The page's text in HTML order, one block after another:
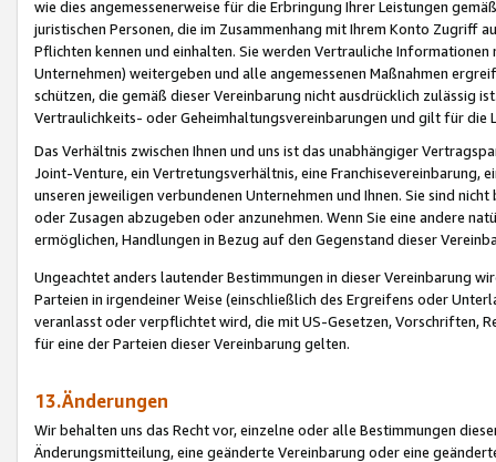
wie dies angemessenerweise für die Erbringung Ihrer Leistungen
juristischen Personen, die im Zusammenhang mit Ihrem Konto
Pflichten kennen und einhalten. Sie werden Vertrauliche
Unternehmen) weitergeben und alle angemessenen Maßnahmen
schützen, die gemäß dieser Vereinbarung nicht ausdrücklich zulässig
Vertraulichkeits- oder Geheimhaltungsvereinbarungen und gilt für die
Das Verhältnis zwischen Ihnen und uns ist das unabhängiger
Joint-Venture, ein Vertretungsverhältnis, eine Franchisevereinbarung,
unseren jeweiligen verbundenen Unternehmen und Ihnen. Sie sind
oder Zusagen abzugeben oder anzunehmen. Wenn Sie eine andere
ermöglichen, Handlungen in Bezug auf den Gegenstand dieser
Ungeachtet anders lautender Bestimmungen in dieser Vereinbarung
Parteien in irgendeiner Weise (einschließlich des Ergreifens oder
veranlasst oder verpflichtet wird, die mit US-Gesetzen, Vorschriften,
für eine der Parteien dieser Vereinbarung gelten.
13.Änderungen
Wir behalten uns das Recht vor, einzelne oder alle Bestimmungen
Änderungsmitteilung, eine geänderte Vereinbarung oder eine